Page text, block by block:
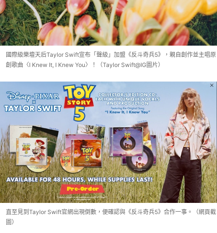
國際級樂壇天后Taylor Swift宣布「聲級」加盟《反斗奇兵5》，親自創作並主唱原
創歌曲〈I Knew It, I Knew You〉！（Taylor Swift@IG圖片）
直至見到Taylor Swift官網出現倒數，便確認與《反斗奇兵5》合作一事。（網頁截
圖）